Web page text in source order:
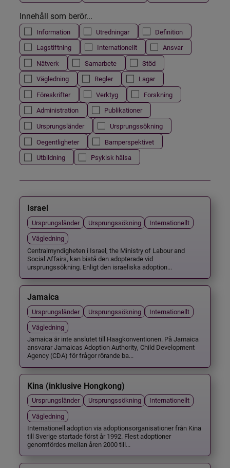
Innehåll som berör...
Information Utredningar
Definition
Lagstiftning
Internationellt
Ansvar
Nätverk
Samarbete
Stöd
Vägledning
Regler
Lagar
Föreskrifter
Verktyg
Forskning
Administration
Publikationer
Ursprungsländer
Ursprungssökning
Oegentligheter
Barnperspektivet
Utbildning
Psykisk hälsa
Israel
Ursprungsländer Ursprungssökning
Internationellt
Vägledning
Centralmyndigheten i Israel, the Ministry of Labour and
Social Affairs, kan bistå den adopterade vid
ursprungssökning. Enligt den israeliska adoption...
Jamaica
Ursprungsländer Ursprungssökning
Internationellt
Vägledning
Jamaica är inte anslutet till Haagkonventionen. På Jamaica
ansvarar Jamaicas Adoption Authority, Child Development
Agency (CDA) för frågor rörande ba...
Kina (inklusive Hongkong)
Ursprungsländer Ursprungssökning
Internationellt
Vägledning
Internationell adoption via adoptionsorganisationer från Kina
till Sverige startade först år 1992. Flest adoptioner
genomfördes mellan åren 2000 till...